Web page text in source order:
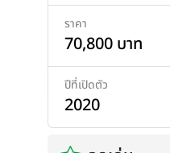
ราคา
70,800 บาท
ปีที่เปิดตัว
2020